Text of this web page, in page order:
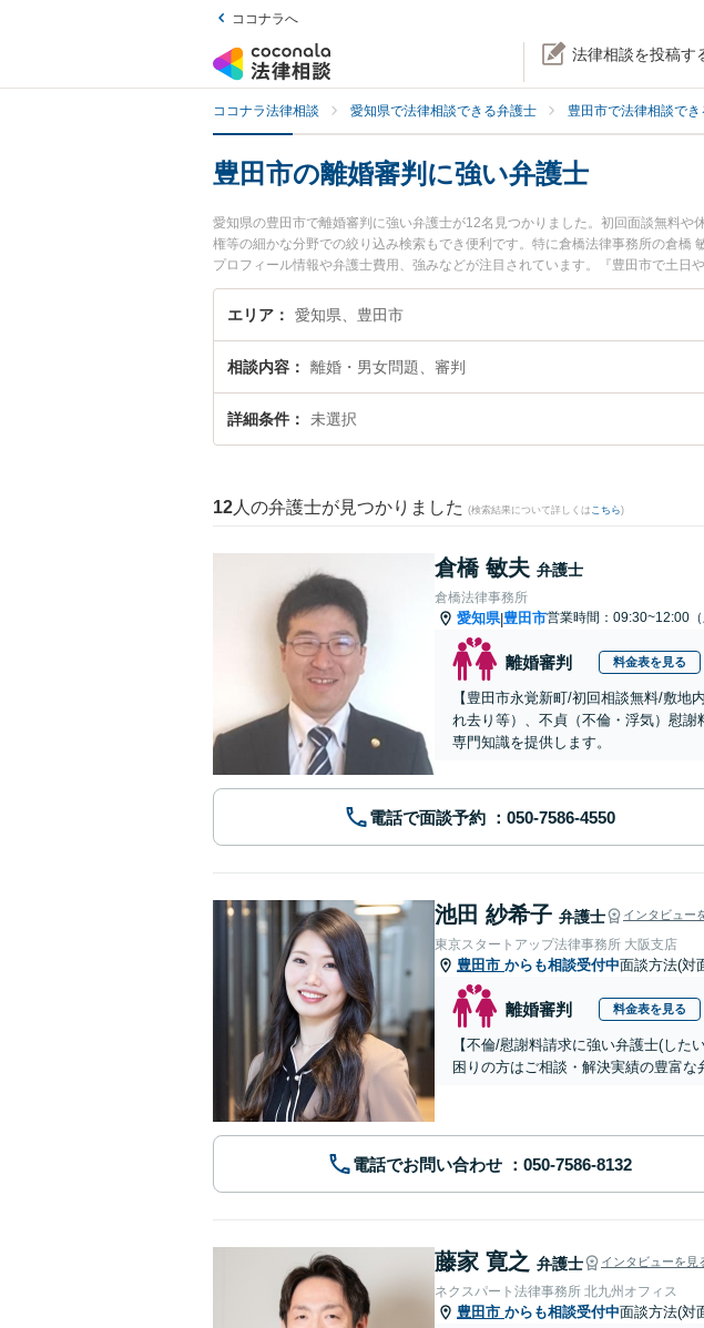
ココナラへ
法律相談を投稿す
ココナラ法律相談 愛知県で法律相談できる弁護士 豊田市で法律相談でき
豊田市の離婚審判に強い弁護士
愛知県の豊田市で離婚審判に強い弁護士が12名見つかりました。初回面談無料
権等の細かな分野での絞り込み検索もでき便利です。特に倉橋法律事務所の倉
プロフィール情報や弁護士費用、強みなどが注目されています。『豊田市で土
の実績豊富な近くの弁護士を検索したい』『初回相談無料で離婚審判を法律相
エリア 愛知県、豊田市
相談内容 離婚・男女問題、審判
詳細条件 未選択
12 人の弁護士が見つかりました (検索結果について詳しくは こちら)
倉橋 敏夫 弁護士
倉橋法律事務所
愛知県|豊田市営業時間：09:30~12:00（
離婚審判 料金表を見る
【豊田市永覚新町/初回相談無料/敷
れ去り等）、不貞（不倫・浮気）慰
専門知識を提供します。
電話で面談予約
池田 紗希子 弁護士 インタビュー
東京スタートアップ法律事務所 大阪支店
豊田市 からも相談受付中面談方法(対
離婚審判 料金表を見る
【不倫/慰謝料請求に強い弁護士(し
困りの方はご相談・解決実績の豊富
電話でお問い合わせ
藤家 寛之 弁護士 インタビューを見
ネクスパート法律事務所 北九州オフィス
豊田市 からも相談受付中面談方法(対